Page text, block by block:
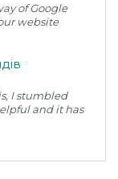
of Google
website
I stumbled
and it has